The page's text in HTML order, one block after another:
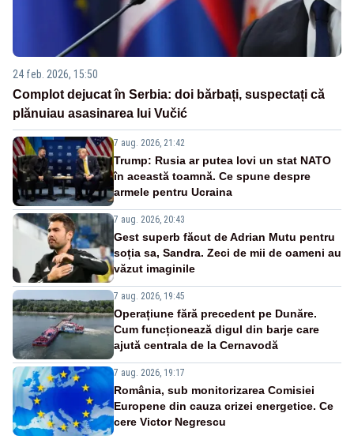
24 feb. 2026, 15:50
Complot dejucat în Serbia: doi bărbați, suspectați că
plănuiau asasinarea lui Vučić
7 aug. 2026, 21:42
Trump: Rusia ar putea lovi un stat NATO
în această toamnă. Ce spune despre
armele pentru Ucraina
7 aug. 2026, 20:43
Gest superb făcut de Adrian Mutu pentru
soția sa, Sandra. Zeci de mii de oameni au
văzut imaginile
7 aug. 2026, 19:45
Operațiune fără precedent pe Dunăre.
Cum funcționează digul din barje care
ajută centrala de la Cernavodă
7 aug. 2026, 19:17
România, sub monitorizarea Comisiei
Europene din cauza crizei energetice. Ce
cere Victor Negrescu